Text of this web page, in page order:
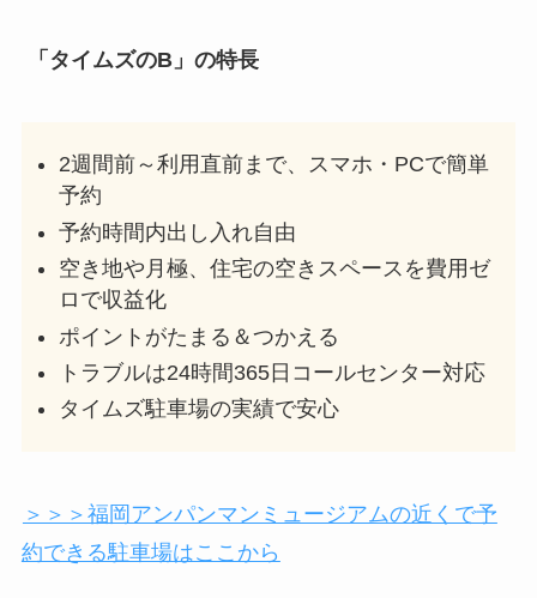
「タイムズのB」の特長
2週間前～利用直前まで、スマホ・PCで簡単
予約
予約時間内出し入れ自由
空き地や月極、住宅の空きスペースを費用ゼ
ロで収益化
ポイントがたまる＆つかえる
トラブルは24時間365日コールセンター対応
タイムズ駐車場の実績で安心
＞＞＞福岡アンパンマンミュージアムの近くで予
約できる駐車場はここから